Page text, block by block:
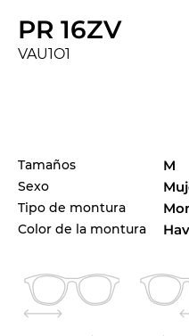
PR 16ZV
VAU1O1
Tamaños M
Sexo
Tipo de montura
Color de la montura